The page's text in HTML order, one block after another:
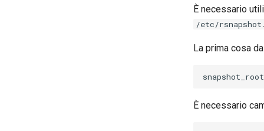
È necessario
/etc/
La prima cosa
È necessario